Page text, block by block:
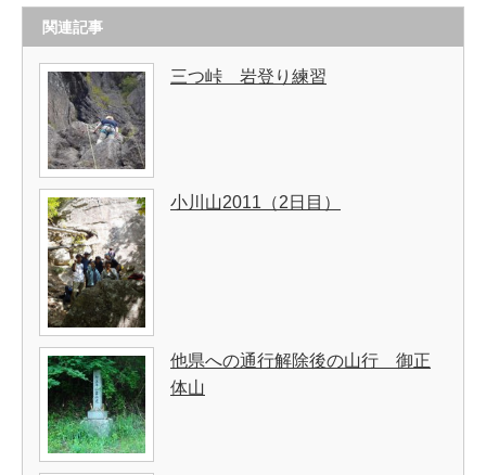
関連記事
三つ峠 岩登り練習
小川山2011（2日目）
他県への通行解除後の山行 御正
体山